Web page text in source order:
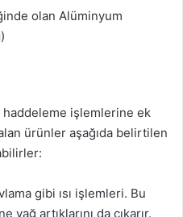
olan Alüminyum
)
haddeleme işlemlerine ek
ürünler aşağıda belirtilen
gibi ısı işlemleri. Bu
yağ artıklarını da çıkarır.